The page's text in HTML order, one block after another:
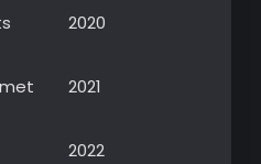
2020
2021
2022